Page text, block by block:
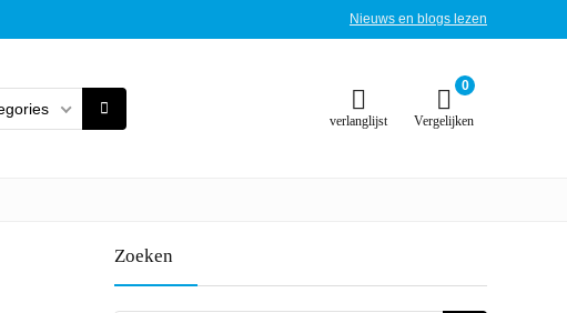
Nieuws en blogs lezen
verlanglijst
0
Vergelijken
Zoeken